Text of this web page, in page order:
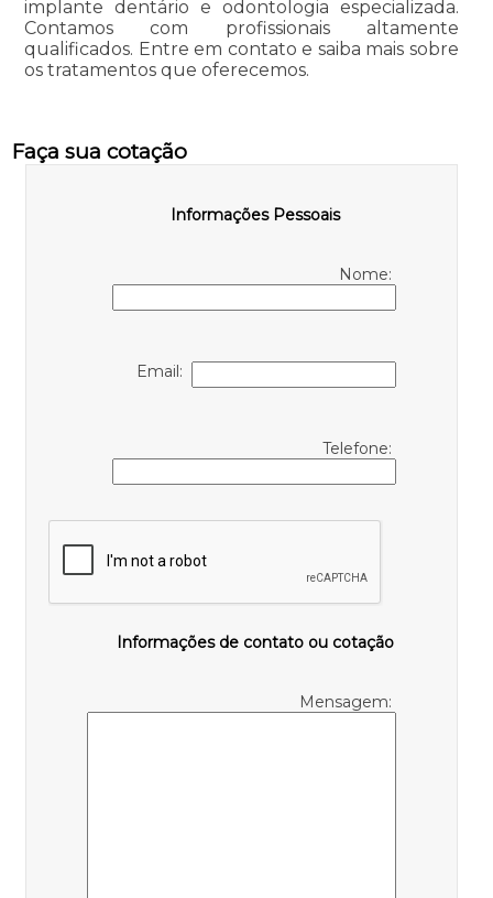
implante dentário e odontologia especializada.
Contamos com profissionais altamente
qualificados. Entre em contato e saiba mais sobre
os tratamentos que oferecemos.
Faça sua cotação
Informações Pessoais
Nome:
Email:
Telefone:
Informações de contato ou cotação
Mensagem: